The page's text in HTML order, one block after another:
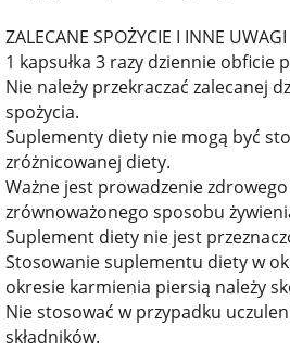
ZALECANE SPOŻYCIE I INNE UWAGI
1 kapsułka 3 razy dziennie obficie
Nie należy przekraczać zalecanej
spożycia.
Suplementy diety nie mogą być
zróżnicowanej diety.
Ważne jest prowadzenie
zrównoważonego sposobu
Suplement diety nie jest
Stosowanie suplementu diety w
okresie karmienia piersią należy
Nie stosować w przypadku
składników.